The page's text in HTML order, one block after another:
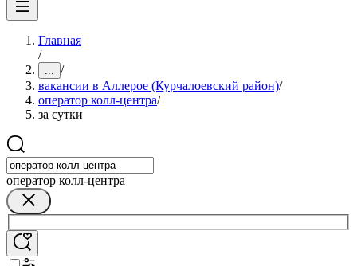
Главная
/
... /
вакансии в Аллерое (Курчалоевский район)/
оператор колл-центра/
за сутки
оператор колл-центра